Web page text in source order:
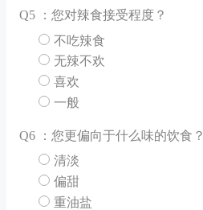
Q5 ：您对辣食接受程度？
不吃辣食
无辣不欢
喜欢
一般
Q6 ：您更偏向于什么味的饮食？
清淡
偏甜
重油盐